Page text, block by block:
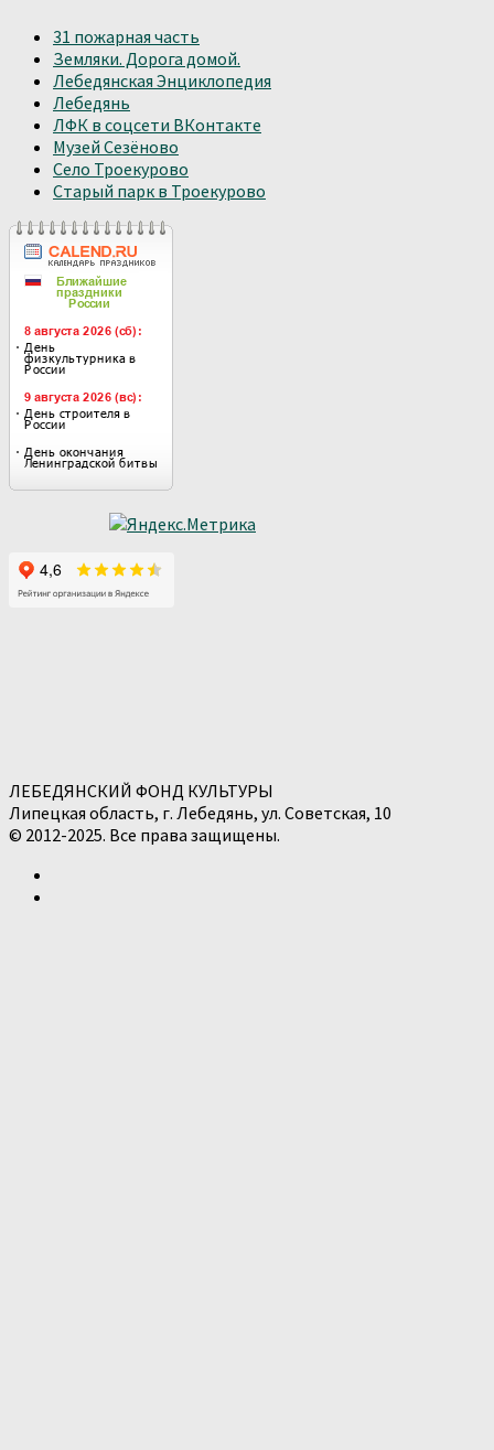
31 пожарная часть
Земляки. Дорога домой.
Лебедянская Энциклопедия
Лебедянь
ЛФК в соцсети ВКонтакте
Музей Сезёново
Село Троекурово
Старый парк в Троекурово
ЛЕБЕДЯНСКИЙ ФОНД КУЛЬТУРЫ
Липецкая область, г. Лебедянь, ул. Советская, 10
© 2012-2025. Все права защищены.